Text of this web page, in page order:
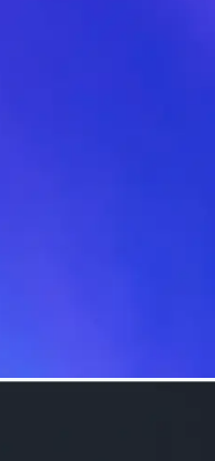
確任務與約束